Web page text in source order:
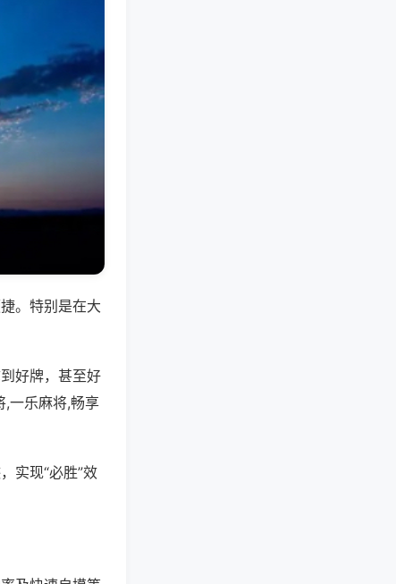
。特别是在大
好牌，甚至好
,一乐麻将,畅享
实现“必胜”效